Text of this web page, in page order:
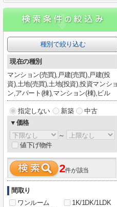
種別で絞り込む
現在の種別
マンション(売買),戸建(売買),戸建(投
資),土地(売買),土地(投資),投資マンショ
ン,アパート(棟),マンション(棟),ビル
指定しない 新築
中古
▼価格
～
値下げ物件
2件が該当
間取り
ワンルーム
1K/1DK/1LDK